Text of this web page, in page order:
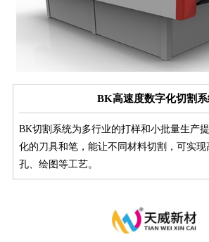
BK高速度数字化切割
BK切割系统为多行业的打样和小批量生产
化的刀具和笔，能让不同材料切割，可实
孔、绘图等工艺。